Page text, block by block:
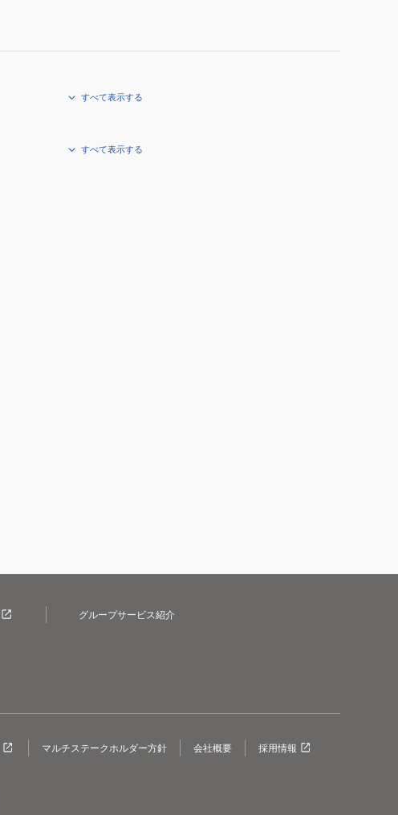
すべて表示する
すべて表示する
グループサービス紹介
マルチステークホルダー方針 会社概要 採用情報